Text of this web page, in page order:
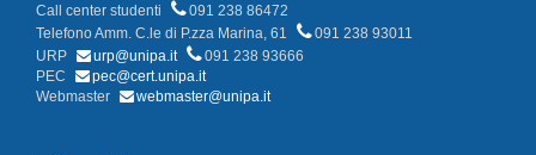
Call center studenti
091 238 86472
Telefono Amm. C.le di P.zza Marina, 61
091 238 93011
URP
urp@unipa.it
091 238 93666
PEC
pec@cert.unipa.it
Webmaster
webmaster@unipa.it